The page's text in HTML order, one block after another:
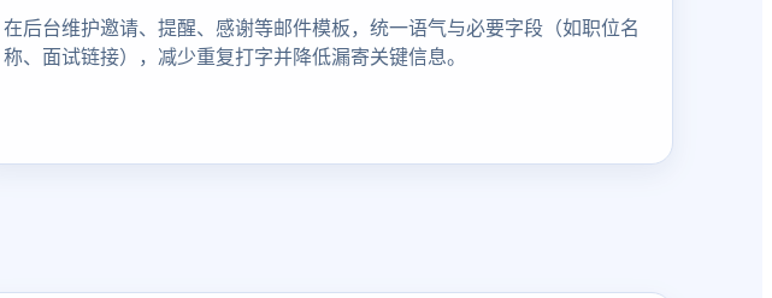
在后台维护邀请、提醒、感谢等邮件模板，统一语气与必要字段（如职位名
称、面试链接），减少重复打字并降低漏寄关键信息。